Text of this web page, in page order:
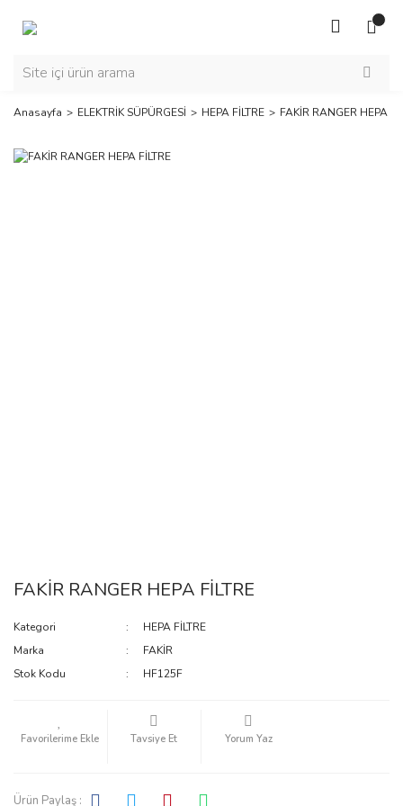
Anasayfa ELEKTRİK SÜPÜRGESİ HEPA FİLTRE FAKİR RANGER HEPA
FAKİR RANGER HEPA FİLTRE
Kategori
HEPA FİLTRE
Marka
FAKİR
Stok Kodu
HF125F
Tavsiye Et Yorum Yaz
Ürün Paylaş :